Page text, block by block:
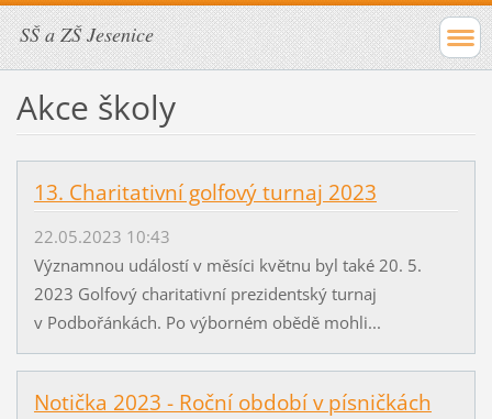
SŠ a ZŠ Jesenice
Akce školy
13. Charitativní golfový turnaj 2023
22.05.2023 10:43
Významnou událostí v měsíci květnu byl také 20. 5.
2023 Golfový charitativní prezidentský turnaj
v Podbořánkách. Po výborném obědě mohli...
Notička 2023 - Roční období v písničkách